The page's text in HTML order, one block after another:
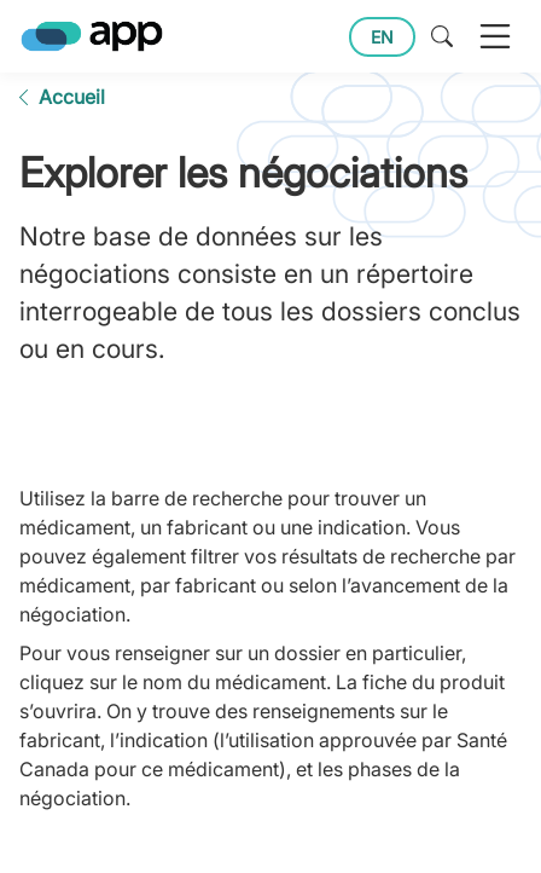
EN
Accueil
Explorer les négociations
Notre base de données sur les
négociations consiste en un répertoire
interrogeable de tous les dossiers conclus
ou en cours.
Utilisez la barre de recherche pour trouver un
médicament, un fabricant ou une indication. Vous
pouvez également filtrer vos résultats de recherche par
médicament, par fabricant ou selon l’avancement de la
négociation.
Pour vous renseigner sur un dossier en particulier,
cliquez sur le nom du médicament. La fiche du produit
s’ouvrira. On y trouve des renseignements sur le
fabricant, l’indication (l’utilisation approuvée par Santé
Canada pour ce médicament), et les phases de la
négociation.